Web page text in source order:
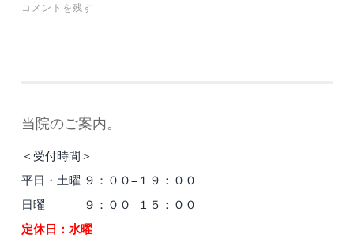
コメントを残す
当院のご案内。
＜受付時間＞
平日・土曜 ９：００−１９：００
日曜 ９：００−１５：００
定休日：水曜